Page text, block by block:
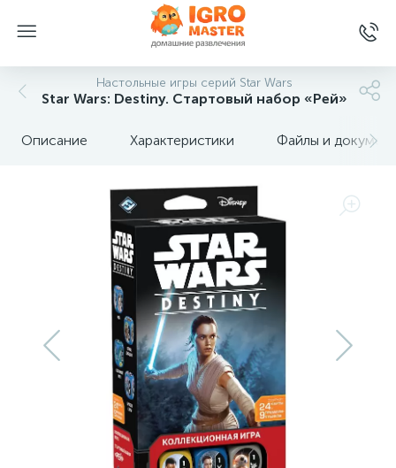
Настольные игры серий Star Wars
Star Wars: Destiny. Стартовый набор «Рей»
Описание Характеристики Файлы и